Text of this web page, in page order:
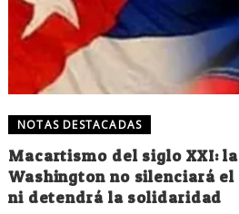
NOTAS DESTACADAS
Macartismo del siglo XXI:
Washington no silenciará
ni detendrá la solidaridad